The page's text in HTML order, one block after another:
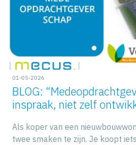
01-05-2026
BLOG:
inspraak, niet zelf
Als koper van een
twee smaken te zijn. Je koopt